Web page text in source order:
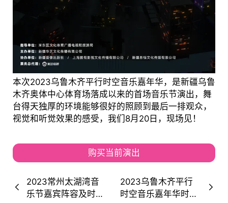
本次2023乌鲁木齐平行时空音乐嘉年华，是新疆乌鲁
木齐奥体中心体育场落成以来的首场音乐节演出，舞
台得天独厚的环境能够很好的照顾到最后一排观众，
视觉和听觉效果的感受，我们8月20日，现场见！
购买当前演出
2023常州太湖湾音
乐节嘉宾阵容及时间
2023乌鲁木齐平行
时空音乐嘉年华时